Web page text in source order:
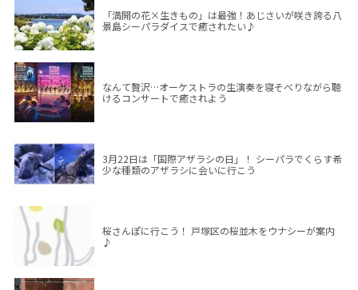
「満開の花×生きもの」は最強！あじさいが咲き誇る八
景島シーパラダイスで癒されたい♪
なんて贅沢…オーケストラの生演奏を寝そべりながら聴
けるコンサートで癒されよう
3月22日は「国際アザラシの日」！ シーパラでくらす希
少な種類のアザラシに会いに行こう
桜さんぽに行こう！ 戸塚区の桜並木をウナシーが案内
♪